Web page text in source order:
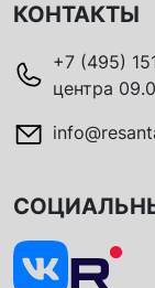
КОНТАКТЫ
+7 (495)
центра